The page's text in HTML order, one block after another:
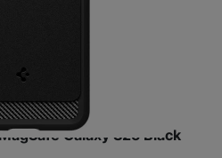
Galaxy S25 Black